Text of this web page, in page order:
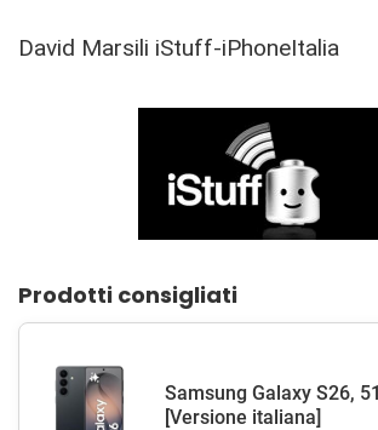
David Marsili iStuff-iPhoneItalia
Prodotti consigliati
Samsung Galaxy S26,
[Versione italiana]